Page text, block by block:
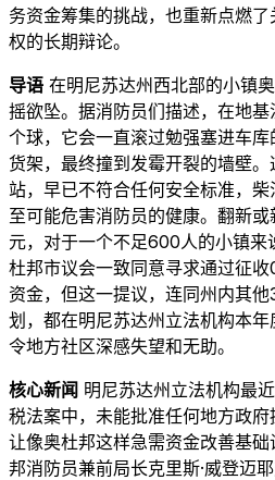
务资金筹集的挑战，也重新点燃
权的长期辩论。
导语 在明尼苏达州西北部的小镇
摇欲坠。据消防员们描述，在地
个球，它会一直滚过勉强塞进车
货架，最终撞到发霉开裂的墙壁
站，早已不符合任何安全标准，
至可能危害消防员的健康。翻新
元，对于一个不足600人的小镇来
杜邦市议会一致同意寻求通过征
资金，但这一提议，连同州内其
划，都在明尼苏达州立法机构本年
令地方社区深感失望和无助。
核心新闻 明尼苏达州立法机构最
税法案中，未能批准任何地方政
让像奥杜邦这样急需资金改善基
邦消防员兼前局长克里斯·威登迈